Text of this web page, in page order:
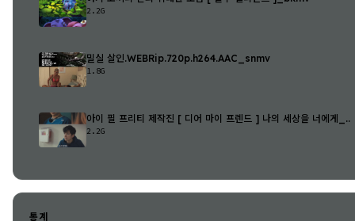
2.2G
밀실 살인.WEBRip.720p.h264.AAC_snmv
1.8G
아이 필 프리티 제작진 [ 디어 마이 프렌드 ] 나의 세상을 너에게_..
2.2G
통계